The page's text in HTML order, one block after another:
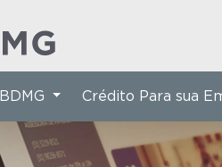
Crédito Para sua